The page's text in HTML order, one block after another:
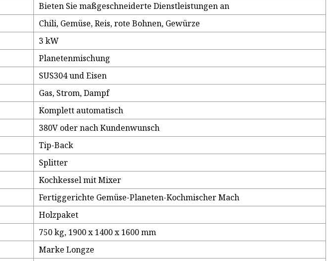
Bieten Sie maßgeschneiderte Dienstleistungen an
Chili, Gemüse, Reis, rote Bohnen, Gewürze
3 kW
Planetenmischung
SUS304 und Eisen
Gas, Strom, Dampf
Komplett automatisch
380V oder nach Kundenwunsch
Tip-Back
Splitter
Kochkessel mit Mixer
Fertiggerichte Gemüse-Planeten-Kochmischer Mach
Holzpaket
750 kg, 1900 x 1400 x 1600 mm
Marke Longze